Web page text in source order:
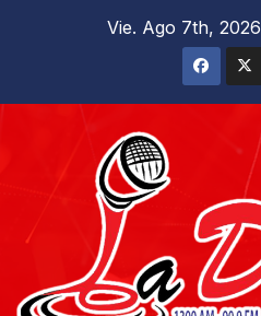
Vie. Ago 7th, 2026